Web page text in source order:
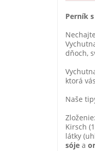
Perník
dňoch,
ktorá
Naše
Zloženie:
Kirsch
látky
sóje a